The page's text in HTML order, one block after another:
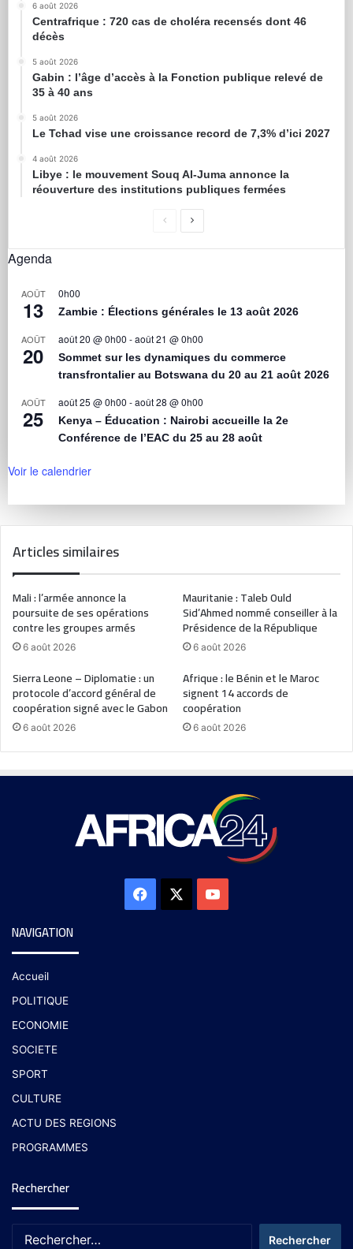
6 août 2026
Centrafrique : 720 cas de choléra recensés dont 46
décès
5 août 2026
Gabin : l’âge d’accès à la Fonction publique relevé de
35 à 40 ans
5 août 2026
Le Tchad vise une croissance record de 7,3% d’ici 2027
4 août 2026
Libye : le mouvement Souq Al-Juma annonce la
réouverture des institutions publiques fermées
Agenda
AOÛT
13
0h00
Zambie : Élections générales le 13 août 2026
AOÛT
20
août 20 @ 0h00 -août 21 @ 0h00
Sommet sur les dynamiques du commerce
transfrontalier au Botswana du 20 au 21 août 2026
AOÛT
25
août 25 @ 0h00 -août 28 @ 0h00
Kenya – Éducation : Nairobi accueille la 2e
Conférence de l’EAC du 25 au 28 août
Voir le calendrier
Articles similaires
Mali : l’armée annonce la
poursuite de ses opérations
contre les groupes armés
6 août 2026
Mauritanie : Taleb Ould
Sid’Ahmed nommé conseiller à la
Présidence de la République
6 août 2026
Sierra Leone – Diplomatie : un
protocole d’accord général de
coopération signé avec le Gabon
6 août 2026
Afrique : le Bénin et le Maroc
signent 14 accords de
coopération
6 août 2026
NAVIGATION
Accueil
POLITIQUE
ECONOMIE
SOCIETE
SPORT
CULTURE
ACTU DES REGIONS
PROGRAMMES
Rechercher